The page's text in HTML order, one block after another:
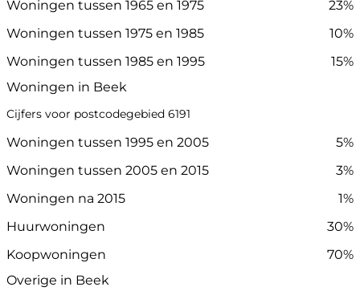
Woningen tussen 1965 en 1975
23%
Woningen tussen 1975 en 1985
10%
Woningen tussen 1985 en 1995
15%
Woningen in Beek
Cijfers voor postcodegebied 6191
Woningen tussen 1995 en 2005
5%
Woningen tussen 2005 en 2015
3%
Woningen na 2015
1%
Huurwoningen
30%
Koopwoningen
70%
Overige in Beek